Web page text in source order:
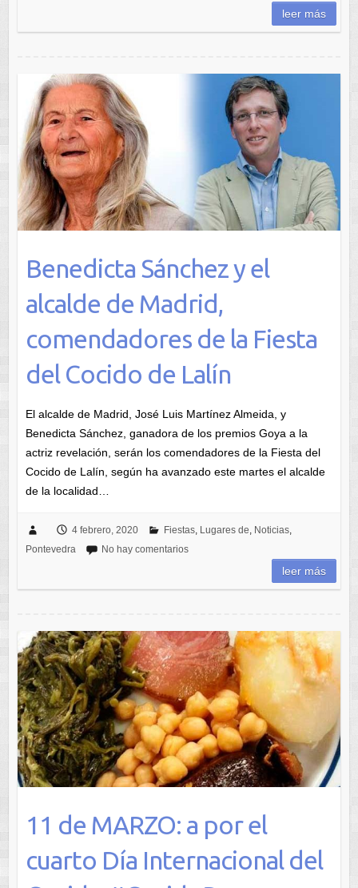
leer más
Benedicta Sánchez y el
alcalde de Madrid,
comendadores de la Fiesta
del Cocido de Lalín
El alcalde de Madrid, José Luis Martínez Almeida, y
Benedicta Sánchez, ganadora de los premios Goya a la
actriz revelación, serán los comendadores de la Fiesta del
Cocido de Lalín, según ha avanzado este martes el alcalde
de la localidad…
4 febrero, 2020 Fiestas, Lugares de Noticias,
Pontevedra
No hay comentarios
leer más
11 de MARZO: a por el
cuarto Día Internacional del